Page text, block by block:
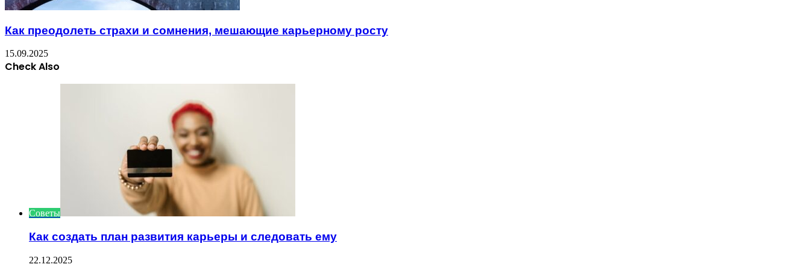
Как преодолеть страхи и сомнения, мешающие карьерному росту
15.09.2025
Check Also
Советы
Как создать план развития карьеры и следовать ему
22.12.2025